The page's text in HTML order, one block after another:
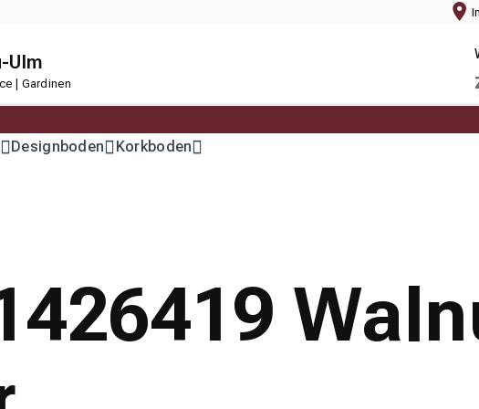
Ulm
| Gardinen
Designboden Korkboden